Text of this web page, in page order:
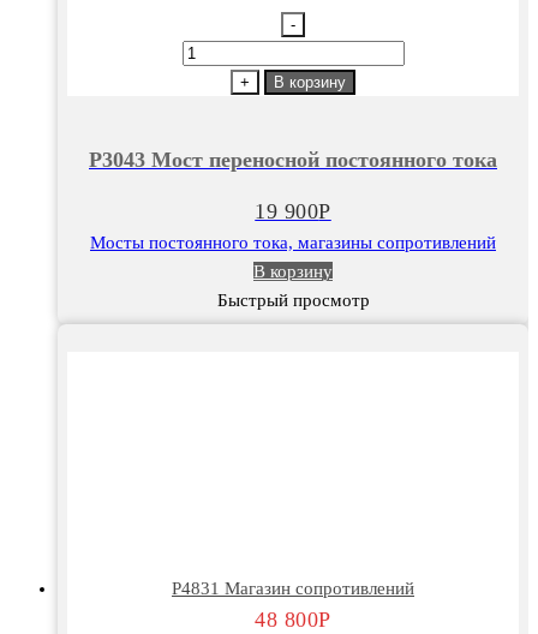
-
Количество
переносной
+ В корзину
Р3043 Мост переносной постоянного тока
19 900Р
Мосты постоянного тока, магазины сопротивлений
В корзину
Быстрый просмотр
Р4831 Магазин сопротивлений
48 800Р